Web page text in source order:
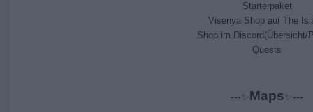
Starterpaket
Visenya Shop auf The
Shop im Discord(Übersicht/
Quests
---✨️ Maps✨️---